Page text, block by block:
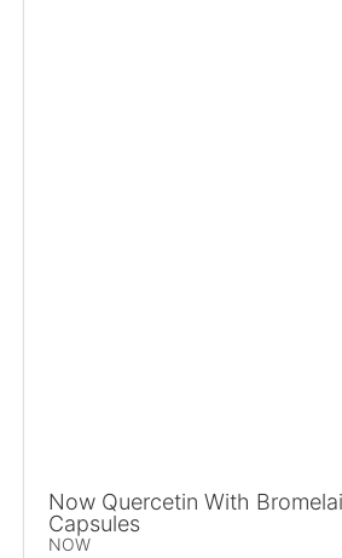
Now Quercetin With
Capsules
NOW